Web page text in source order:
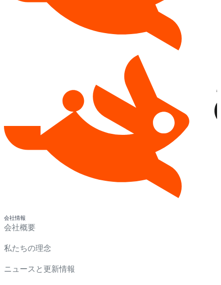
会社情報
会社概要
私たちの理念
ニュースと更新情報